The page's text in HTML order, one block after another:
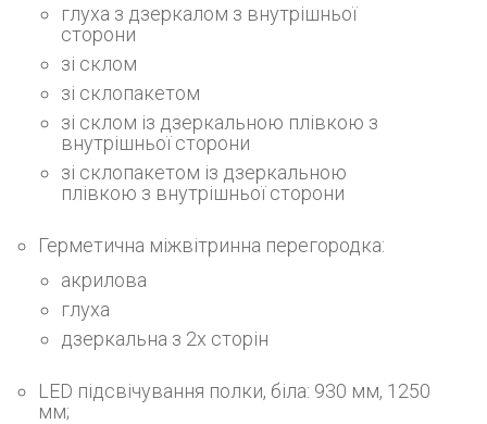
глуха з дзеркалом з внутрішньої
сторони
зі склом
зі склопакетом
зі склом із дзеркальною плівкою з
внутрішньої сторони
зі склопакетом із дзеркальною
плівкою з внутрішньої сторони
Герметична міжвітринна перегородка:
акрилова
глуха
дзеркальна з 2х сторін
LED підсвічування полки, біла: 930 мм, 1250
мм;